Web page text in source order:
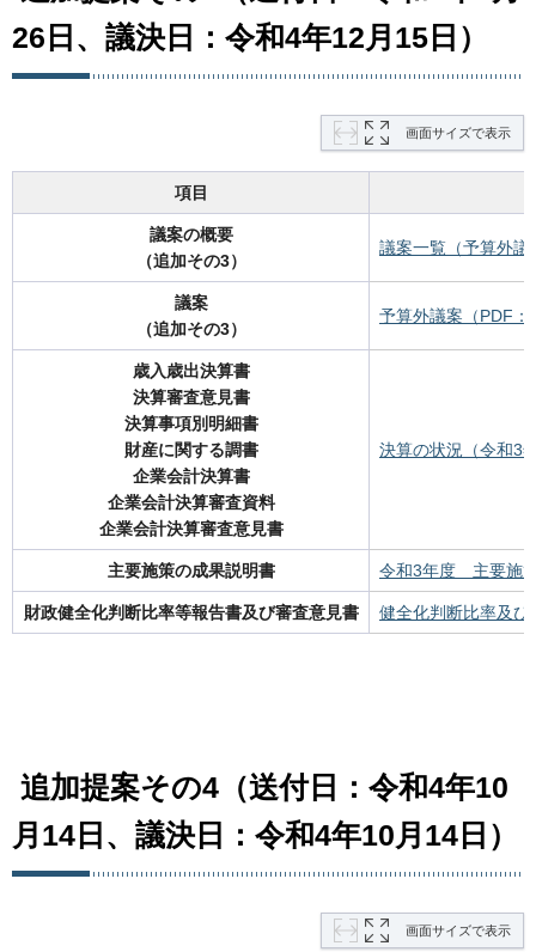
26日、議決日：令和4年12月15日）
画面サイズで表示
項目
議案の概要
（追加その3）
議案一覧（予算外
議案
（追加その3）
予算外議案（PDF：
歳入歳出決算書
決算審査意見書
決算事項別明細書
財産に関する調書
企業会計決算書
企業会計決算審査資料
企業会計決算審査意見書
決算の状況（令和3
主要施策の成果説明書 令和3年度 主要施
財政健全化判断比率等報告書及び審査意見書 健全化判断比率及
追加提案その4（送付日：令和4年10
月14日、議決日：令和4年10月14日）
画面サイズで表示